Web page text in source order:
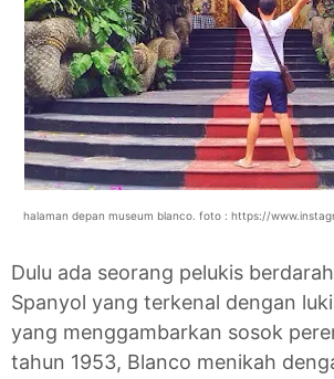
halaman depan museum blanco. foto : https://
Dulu ada seorang pelukis
Spanyol yang terkenal dengan
yang menggambarkan sosok
tahun 1953, Blanco menikah